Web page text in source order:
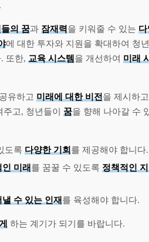
의 꿈과 잠재력을 키워줄 수 있는 다
에 대한 투자와 지원을 확대하여 청
또한, 교육 시스템을 개선하여 미래
유하고 미래에 대한 비전을 제시하
고, 청년들이 꿈을 향해 나아갈 수
도록 다양한 기회를 제공해야 합니다.
인 미래를 꿈꿀 수 있도록 정책적인
수 있는 인재를 육성해야 합니다.
하는 계기가 되기를 바랍니다.